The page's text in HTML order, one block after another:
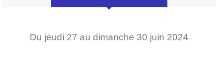
Du jeudi 27 au dimanche 30 juin 2024